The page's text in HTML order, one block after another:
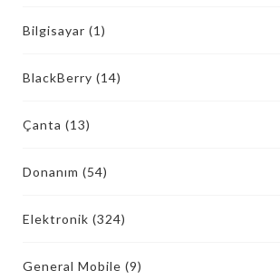
Bilgisayar (1)
BlackBerry (14)
Çanta (13)
Donanım (54)
Elektronik (324)
General Mobile (9)